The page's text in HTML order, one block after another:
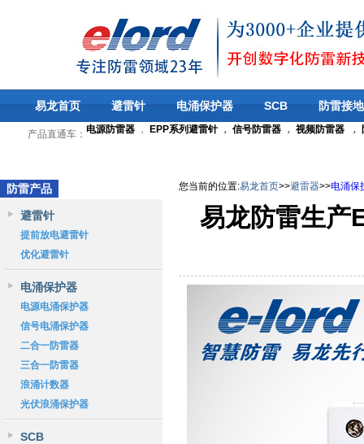
易龙首页 避雷针 电涌保护器 SCB 防雷接地
产品直通车： 电源防雷器 ， EPP系列避雷针， 信号防雷器 ， 视频防雷器 ，
防雷产品
避雷针
提前放电避雷针
优化避雷针
电涌保护器
电源电涌保护器
信号电涌保护器
二合一防雷器
三合一防雷器
浪涌计数器
光伏浪涌保护器
SCB
您当前的位置:易龙首页>>避雷器>>电涌保
易龙防雷生产